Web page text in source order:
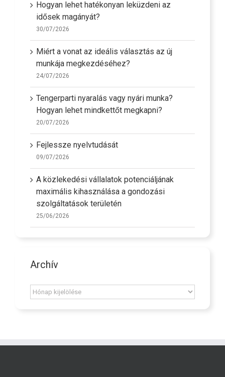
Hogyan lehet hatékonyan leküzdeni az
idősek magányát?
30/07/2026
Miért a vonat az ideális választás az új
munkája megkezdéséhez?
24/07/2026
Tengerparti nyaralás vagy nyári munka?
Hogyan lehet mindkettőt megkapni?
20/07/2026
Fejlessze nyelvtudását
09/07/2026
A közlekedési vállalatok potenciáljának
maximális kihasználása a gondozási
szolgáltatások területén
25/06/2026
Archív
Archív